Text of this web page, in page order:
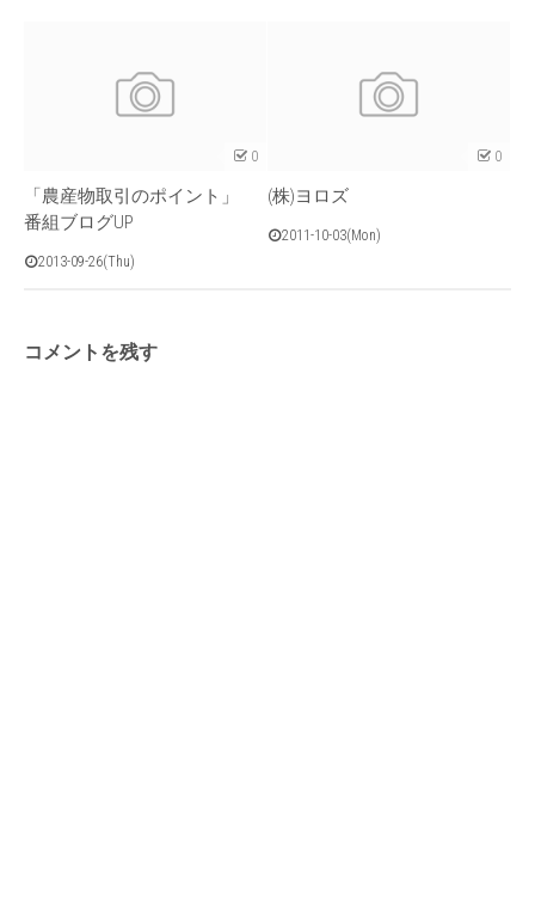
0
「農産物取引のポイント」
番組ブログUP
2013-09-26(Thu)
0
(株)ヨロズ
2011-10-03(Mon)
コメントを残す